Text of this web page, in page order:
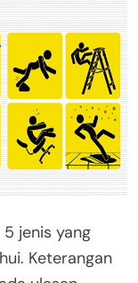
jenis yang
Keterangan